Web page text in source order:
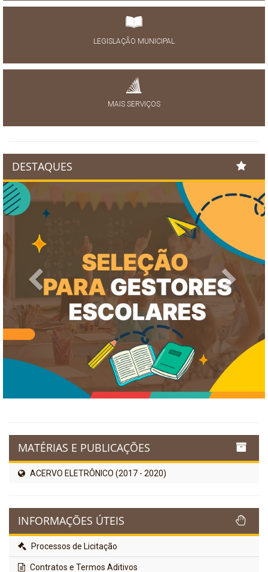
LEGISLAÇÃO MUNICIPAL
MAIS SERVIÇOS
DESTAQUES
Previous Next
MATÉRIAS E PUBLICAÇÕES
ACERVO ELETRÔNICO (2017 - 2020)
INFORMAÇÕES ÚTEIS
Processos de Licitação
Contratos e Termos Aditivos